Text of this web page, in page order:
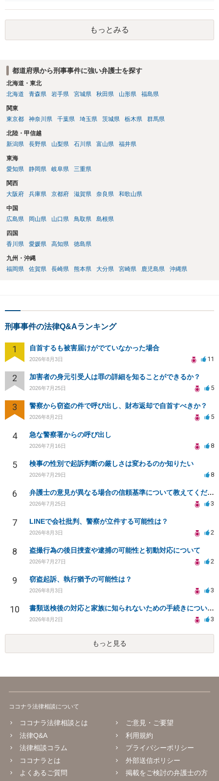
もっとみる
都道府県から刑事事件に強い弁護士を探す
北海道・東北
北海道
青森県 岩手県 宮城県 秋田県 山形県 福島県
関東
東京都
神奈川県 千葉県 埼玉県 茨城県 栃木県 群馬県
北陸・甲信越
新潟県
長野県 山梨県 石川県 富山県 福井県
東海
愛知県
静岡県 岐阜県 三重県
関西
大阪府
兵庫県 京都府 滋賀県 奈良県 和歌山県
中国
広島県
岡山県 山口県 鳥取県 島根県
四国
香川県
愛媛県 高知県 徳島県
九州・沖縄
福岡県
佐賀県 長崎県 熊本県 大分県 宮崎県 鹿児島県 沖縄県
刑事事件の法律Q&Aランキング
1 自首するも被害届けがでていなかった場合
2026年8月3日 11
2 加害者の身元引受人は罪の詳細を知ることができるか？
2026年7月25日 5
3 警察から窃盗の件で呼び出し、財布返却で自首すべきか？
2026年8月2日 5
4 急な警察署からの呼び出し
2026年7月16日 8
5 検事の性別で起訴判断の厳しさは変わるのか知りたい
2026年7月29日 8
6 弁護士の意見が異なる場合の信頼基準について教えてください
2026年7月25日 3
7 LINEで会社批判、警察が立件する可能性は？
2026年8月3日 2
8 盗撮行為の後日捜査や逮捕の可能性と初動対応について
2026年7月27日 2
9 窃盗起訴、執行猶予の可能性は？
2026年8月3日 3
10 書類送検後の対応と家族に知られないための手続きについて相談
2026年8月2日 3
もっと見る
ココナラ法律相談について
ココナラ法律相談とは
法律Q&A
法律相談コラム
ココナラとは
よくあるご質問
ご意見・ご要望
利用規約
プライバシーポリシー
外部送信ポリシー
掲載をご検討の弁護士の方